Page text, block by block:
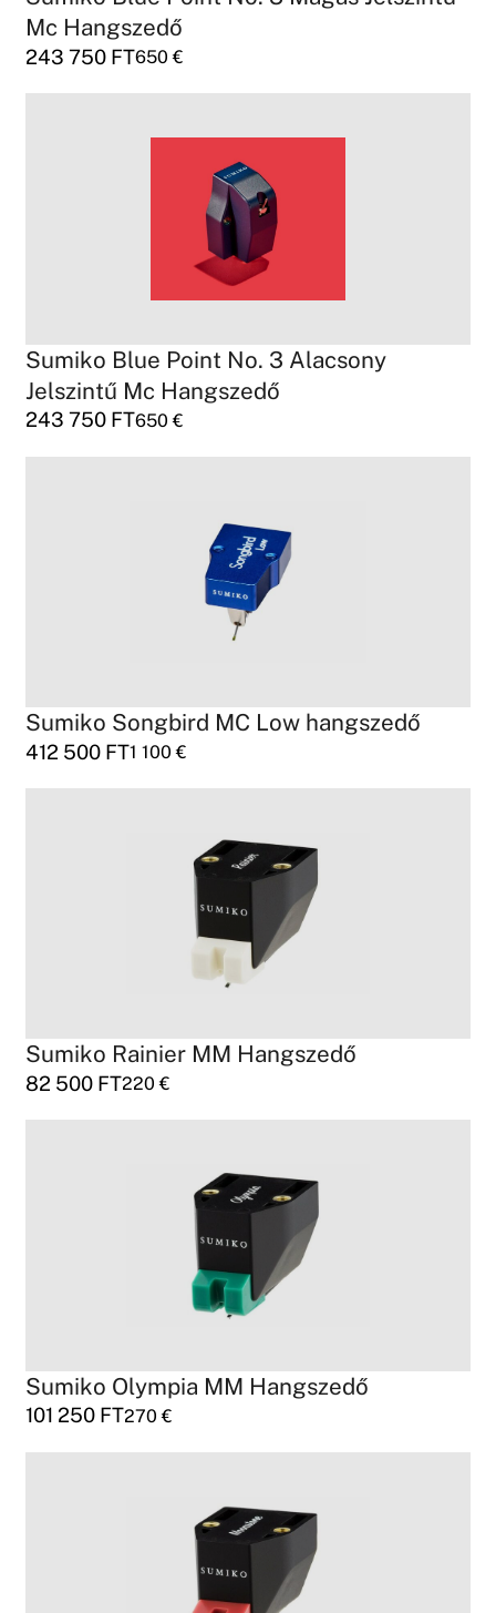
Mc Hangszedő
243 750 FT650€
Sumiko Blue Point No. 3 Alacsony
Jelszintű Mc Hangszedő
243 750 FT650€
Sumiko Songbird MC Low hangszedő
412 500 FT1 100€
Sumiko Rainier MM Hangszedő
82 500 FT220€
Sumiko Olympia MM Hangszedő
101 250 FT270€